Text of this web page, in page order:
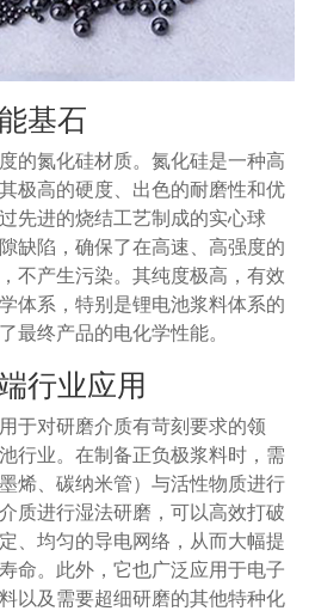
基石
的氮化硅材质。氮化硅是一种高
极高的硬度、出色的耐磨性和优
先进的烧结工艺制成的实心球
缺陷，确保了在高速、高强度的
不产生污染。其纯度极高，有效
体系，特别是锂电池浆料体系的
最终产品的电化学性能。
行业应用
于对研磨介质有苛刻要求的领
行业。在制备正负极浆料时，需
烯、碳纳米管）与活性物质进行
质进行湿法研磨，可以高效打破
、均匀的导电网络，从而大幅提
命。此外，它也广泛应用于电子
以及需要超细研磨的其他特种化